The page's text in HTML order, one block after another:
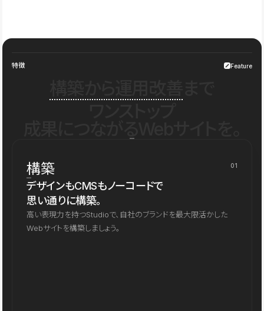
特徴 Feature
構築 01
デザインもCMSもノーコードで
思い通りに構築。
高い表現力を持つStudioで、自社のブランドを最大限活かした
Webサイトを構築しましょう。